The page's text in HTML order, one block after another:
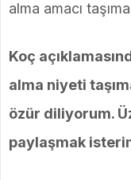
alma amacı
Koç
alma niyeti
özür diliyorum.
paylaşmak